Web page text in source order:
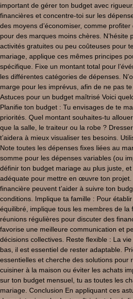
important de gérer ton budget avec
financières et concentre-toi sur les
des moyens d’économiser, comme
pour des marques moins chères. N’hésite
activités gratuites ou peu coûteuses pour
mariage, applique ces mêmes principes
spécifique. Fixe un montant total pour
les différentes catégories de dépenses.
marge pour les imprévus, afin de ne pas
Astuces pour un budget maîtrisé Voici
Planifie ton budget : Tu envisages de te
priorités. Quel montant souhaites-tu
que la salle, le traiteur ou la robe ?
t’aidera à mieux visualiser tes besoins.
Note toutes les dépenses fixes liées au
somme pour les dépenses variables (ou
définir ton budget mariage au plus juste,
adéquate pour mettre en œuvre ton projet.
financière peuvent t’aider à suivre ton
conditions. Implique ta famille : Pour
équilibré, implique tous les membres de la
réunions régulières pour discuter des
favorise une meilleure communication et
décisions collectives. Reste flexible : La
bas, il est essentiel de rester adaptable.
essentielles et cherche des solutions pour
cuisiner à la maison ou éviter les achats
sur ton budget mensuel, tu as toutes les
mariage. Conclusion En appliquant ces